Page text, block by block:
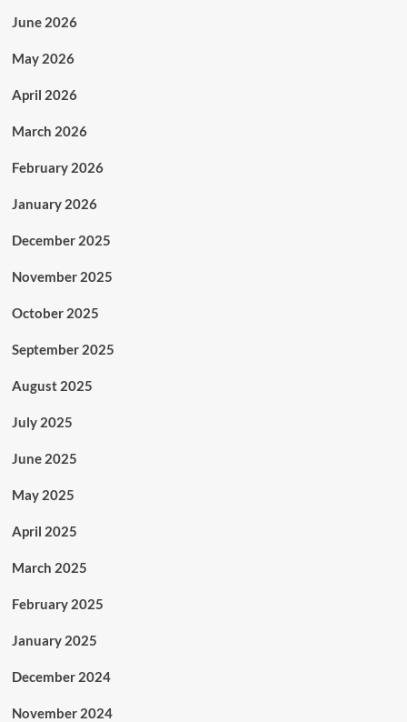
June 2026
May 2026
April 2026
March 2026
February 2026
January 2026
December 2025
November 2025
October 2025
September 2025
August 2025
July 2025
June 2025
May 2025
April 2025
March 2025
February 2025
January 2025
December 2024
November 2024